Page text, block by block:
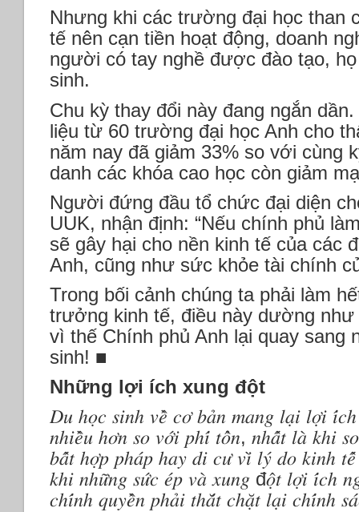
Nhưng khi các trường đại học than
tế nên cạn tiền hoạt động, doanh
người có tay nghề được đào tạo,
sinh.
Chu kỳ thay đổi này đang ngắn
liệu từ 60 trường đại học Anh cho
năm nay đã giảm 33% so với cùng
danh các khóa cao học còn giảm
Người đứng đầu tổ chức đại diện
UUK, nhận định: “Nếu chính phủ
sẽ gây hại cho nền kinh tế của các
Anh, cũng như sức khỏe tài chính
Trong bối cảnh chúng ta phải làm
trưởng kinh tế, điều này dường như
vì thế Chính phủ Anh lại quay sang
sinh! ■
Những lợi ích xung đột
𝐷𝑢 ℎ𝑜̣𝑐 𝑠𝑖𝑛ℎ 𝑣𝑒̂̀ 𝑐𝑜̛ 𝑏𝑎̉𝑛 𝑚𝑎𝑛𝑔 𝑙𝑎̣𝑖 𝑙𝑜̛̣𝑖
𝑛ℎ𝑖𝑒̂̀𝑢 ℎ𝑜̛𝑛 𝑠𝑜 𝑣𝑜̛́𝑖 𝑝ℎ𝑖́ 𝑡𝑜̂̉𝑛, 𝑛ℎ𝑎̂́𝑡 𝑙𝑎̀ 𝑘ℎ𝑖
𝑏𝑎̂́𝑡 ℎ𝑜̛̣𝑝 𝑝ℎ𝑎́𝑝 ℎ𝑎𝑦 𝑑𝑖 𝑐𝑢̛ 𝑣𝑖̀ 𝑙𝑦́ 𝑑𝑜 𝑘𝑖𝑛ℎ
𝑘ℎ𝑖 𝑛ℎ𝑢̛̃𝑛𝑔 𝑠𝑢̛́𝑐 𝑒́𝑝 𝑣𝑎̀ 𝑥𝑢𝑛𝑔 đ𝑜̣̂𝑡 𝑙𝑜̛̣𝑖 𝑖́𝑐ℎ
𝑐ℎ𝑖́𝑛ℎ 𝑞𝑢𝑦𝑒̂̀𝑛 𝑝ℎ𝑎̉𝑖 𝑡ℎ𝑎̆́𝑡 𝑐ℎ𝑎̣̆𝑡 𝑙𝑎̣𝑖 𝑐ℎ𝑖́𝑛ℎ